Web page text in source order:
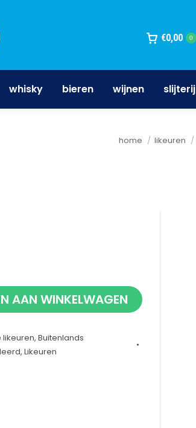
€0,00 0
whisky bieren wijnen slijterij
Je bent hier:
home likeuren
AAN WINKELWAGEN
likeuren, Buitenlands
, Likeuren